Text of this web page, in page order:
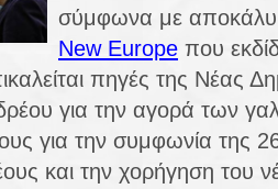
σύμφωνα με
New Europe που
πηγές της Νέας
για την αγορά των
για την συμφωνία της
και την χορήγηση του